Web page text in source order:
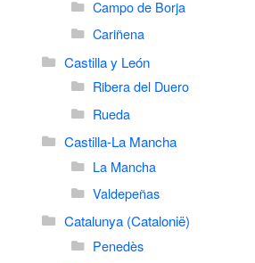
Campo de Borja
Cariñena
Castilla y León
Ribera del Duero
Rueda
Castilla-La Mancha
La Mancha
Valdepeñas
Catalunya (Catalonië)
Penedès